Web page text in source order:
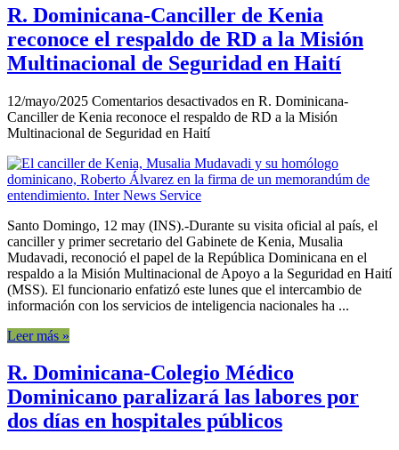
R. Dominicana-Canciller de Kenia
reconoce el respaldo de RD a la Misión
Multinacional de Seguridad en Haití
12/mayo/2025 Comentarios desactivados en R. Dominicana-
Canciller de Kenia reconoce el respaldo de RD a la Misión
Multinacional de Seguridad en Haití
Santo Domingo, 12 may (INS).-Durante su visita oficial al país, el
canciller y primer secretario del Gabinete de Kenia, Musalia
Mudavadi, reconoció el papel de la República Dominicana en el
respaldo a la Misión Multinacional de Apoyo a la Seguridad en Haití
(MSS). El funcionario enfatizó este lunes que el intercambio de
información con los servicios de inteligencia nacionales ha ...
Leer más »
R. Dominicana-Colegio Médico
Dominicano paralizará las labores por
dos días en hospitales públicos